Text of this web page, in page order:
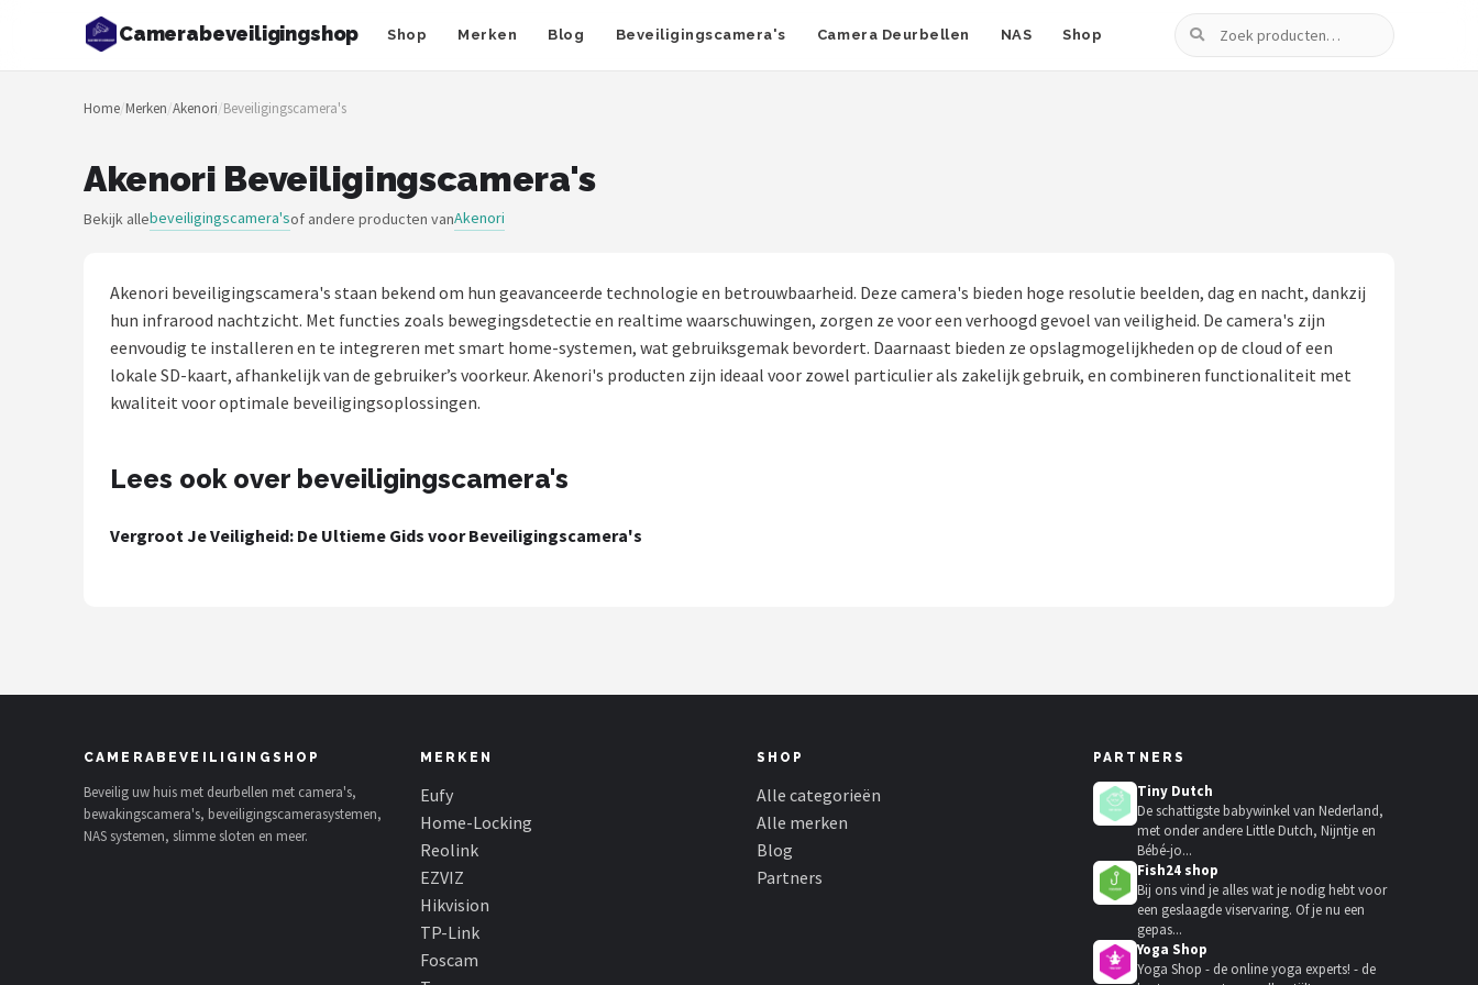
Camerabeveiligingshop Shop Merken Blog Beveiligingscamera's Camera Deurbellen NAS Shop
Zoeken
Zoeken
NAVIGATIE
Merken
Beveiligingscamera's
Camera Deurbellen
TP-Link
Home/Merken/Akenori/Beveiligingscamera's
Akenori Beveiligingscamera's
Bekijk allebeveiligingscamera'sof andere producten vanAkenori
Akenori beveiligingscamera's staan bekend om hun geavanceerde technologie en betrouwbaarheid. Deze camera's bieden hoge resolutie beelden, dag en nacht, dankzij
hun infrarood nachtzicht. Met functies zoals bewegingsdetectie en realtime waarschuwingen, zorgen ze voor een verhoogd gevoel van veiligheid. De camera's zijn
eenvoudig te installeren en te integreren met smart home-systemen, wat gebruiksgemak bevordert. Daarnaast bieden ze opslagmogelijkheden op de cloud of een
lokale SD-kaart, afhankelijk van de gebruiker’s voorkeur. Akenori's producten zijn ideaal voor zowel particulier als zakelijk gebruik, en combineren functionaliteit met
kwaliteit voor optimale beveiligingsoplossingen.
Lees ook over beveiligingscamera's
Vergroot Je Veiligheid: De Ultieme Gids voor Beveiligingscamera's
CAMERABEVEILIGINGSHOP
Beveilig uw huis met deurbellen met camera's,
bewakingscamera's, beveiligingscamerasystemen,
NAS systemen, slimme sloten en meer.
MERKEN
Eufy
Home-Locking
Reolink
EZVIZ
Hikvision
TP-Link
Foscam
SHOP
Alle categorieën
Alle merken
Blog
Partners
PARTNERS
Tiny Dutch
De schattigste babywinkel van Nederland,
met onder andere Little Dutch, Nijntje en
Bébé-jo...
Fish24 shop
Bij ons vind je alles wat je nodig hebt voor
een geslaagde viservaring. Of je nu een
gepas...
Yoga Shop
Yoga Shop - de online yoga experts! - de